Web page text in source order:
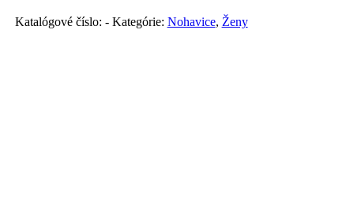
nohavice
Katalógové číslo: - Kategórie: Nohavice, Ženy